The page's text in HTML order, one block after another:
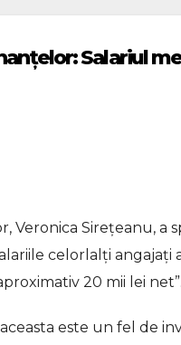
Salariul
Veronica Sirețeanu, a
celorlalți
20 mii lei net”.
este un fel de